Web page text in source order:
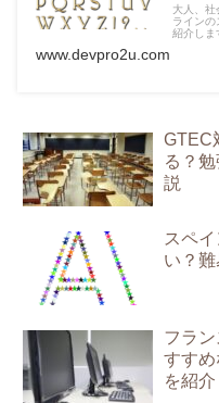
大人、
ラインの
紹介しま
り、海
www.devpro2u.com
GTEC
る？
説
スペ
い？
フラ
すす
を紹介